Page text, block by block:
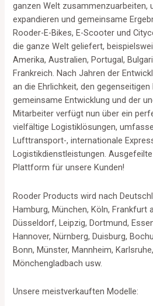
ganzen Welt zusammenzuarbeiten,
expandieren und gemeinsame
Rooder-E-Bikes, E-Scooter und
die ganze Welt geliefert,
Amerika, Australien, Portugal,
Frankreich. Nach Jahren der
an die Ehrlichkeit, den
gemeinsame Entwicklung und der
Mitarbeiter verfügt nun über ein
vielfältige Logistiklösungen,
Lufttransport-, internationale
Logistikdienstleistungen.
Plattform für unsere Kunden!
Rooder Products wird nach
Hamburg, München, Köln, Frankfurt
Düsseldorf, Leipzig, Dortmund,
Hannover, Nürnberg, Duisburg,
Bonn, Münster, Mannheim,
Mönchengladbach usw.
Unsere meistverkauften Modelle: